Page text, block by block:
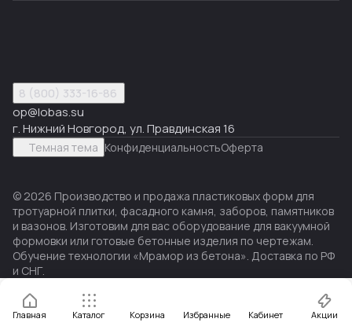
Главная Каталог Корзина Избранные Кабинет Акции
8 (800) 333-16-86
op@lobas.su
г. Нижний Новгород, ул. Правдинская 16
Темная тема КонфиденциальностьОферта
© 2026 Производство и продажа пластиковых форм для
тротуарной плитки, фасадного камня, заборов, памятников
и вазонов. Изготовим для вас оборудование для вакуумной
формовки или готовые бетонные изделия по чертежам.
Обучение технологии «Мрамор из бетона». Доставка по РФ
и СНГ.